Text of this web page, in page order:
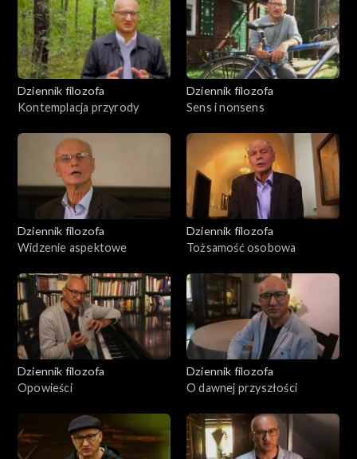
Dziennik filozofa
Kontemplacja przyrody
Dziennik filozofa
Sens i nonsens
Dziennik filozofa
Widzenie aspektowe
Dziennik filozofa
Tożsamość osobowa
Dziennik filozofa
Opowieści
Dziennik filozofa
O dawnej przyszłości